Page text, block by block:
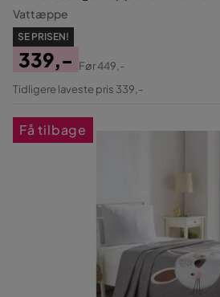
Vattæppe
SE PRISEN!
Pris
339,-
Original
Før449,-
Tidligere laveste pris 339,-
Få tilbage